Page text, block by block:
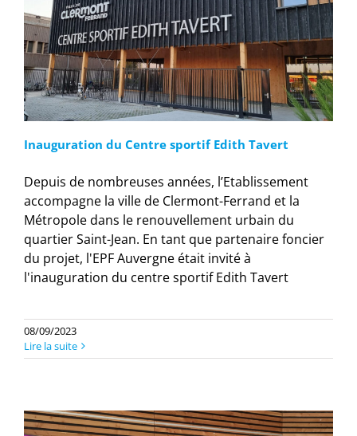
Inauguration du Centre sportif Edith Tavert
Depuis de nombreuses années, l’Etablissement
accompagne la ville de Clermont-Ferrand et la
Métropole dans le renouvellement urbain du
quartier Saint-Jean. En tant que partenaire foncier
du projet, l'EPF Auvergne était invité à
l'inauguration du centre sportif Edith Tavert
08/09/2023
Lire la suite